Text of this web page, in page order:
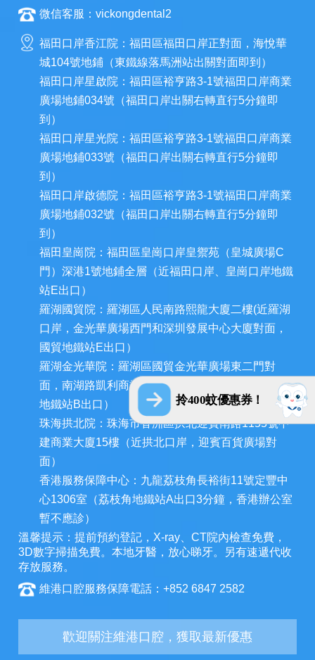
拎400蚊優惠券！
微信客服：vickongdental2
福田口岸香江院：福田區福田口岸正對面，海悅華
城104號地鋪（東鐵線落馬洲站出關對面即到）
福田口岸星啟院：福田區裕亨路3-1號福田口岸商業
廣場地鋪034號（福田口岸出關右轉直行5分鐘即
到）
福田口岸星光院：福田區裕亨路3-1號福田口岸商業
廣場地鋪033號（福田口岸出關右轉直行5分鐘即
到）
福田口岸啟德院：福田區裕亨路3-1號福田口岸商業
廣場地鋪032號（福田口岸出關右轉直行5分鐘即
到）
福田皇崗院：福田區皇崗口岸皇禦苑（皇城廣場C
門）深港1號地鋪全層（近福田口岸、皇崗口岸地鐵
站E出口）
羅湖國貿院：羅湖區人民南路熙龍大廈二樓(近羅湖
口岸，金光華廣場西門和深圳發展中心大廈對面，
國貿地鐵站E出口）
羅湖金光華院：羅湖區國貿金光華廣場東二門對
面，南湖路凱利商業廣場地鋪（近羅湖口岸、國貿
地鐵站B出口）
珠海拱北院：珠海市香洲區拱北迎賓南路1155號中
建商業大廈15樓（近拱北口岸，迎賓百貨廣場對
面）
香港服務保障中心：九龍荔枝角長裕街11號定豐中
心1306室（荔枝角地鐵站A出口3分鐘，香港辦公室
暫不應診）
溫馨提示：提前預約登記，X-ray、CT院內檢查免費，
3D數字掃描免費。本地牙醫，放心睇牙。另有速遞代收
存放服務。
維港口腔服務保障電話：+852 6847 2582
歡迎關注維港口腔，獲取最新優惠